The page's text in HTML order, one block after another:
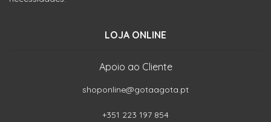
LOJA ONLINE
Apoio ao Cliente
shoponline@gotaagota.pt
+351 223 197 854